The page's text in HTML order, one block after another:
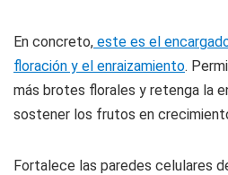
En concreto, este es el
floración y el enraizamiento.
más brotes florales y retenga la
sostener los frutos en
Fortalece las paredes celulares